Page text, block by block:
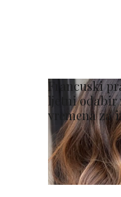
Francuski
ljetni odabir
vremena za